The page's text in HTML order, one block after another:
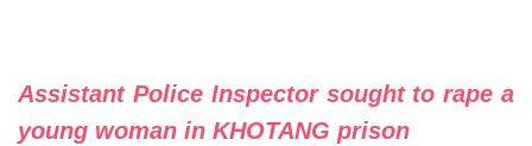
Assistant Police Inspector sought to rape a
young woman in KHOTANG prison